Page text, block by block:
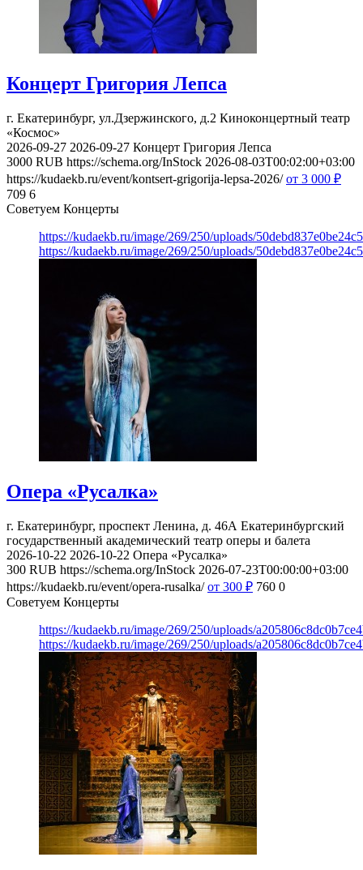
Концерт Григория Лепса
г. Екатеринбург, ул.Дзержинского, д.2 Киноконцертный театр
«Космос»
2026-09-27 2026-09-27 Концерт Григория Лепса
3000 RUB https://schema.org/InStock 2026-08-03T00:02:00+03:00
https://kudaekb.ru/event/kontsert-grigorija-lepsa-2026/ от 3 000 ₽
709 6
Советуем Концерты
https://kudaekb.ru/image/269/250/uploads/
https://kudaekb.ru/image/269/250/uploads/
Опера «Русалка»
г. Екатеринбург, проспект Ленина, д. 46А Екатеринбургский
государственный академический театр оперы и балета
2026-10-22 2026-10-22 Опера «Русалка»
300 RUB https://schema.org/InStock 2026-07-23T00:00:00+03:00
https://kudaekb.ru/event/opera-rusalka/ от 300 ₽ 760 0
Советуем Концерты
https://kudaekb.ru/image/269/250/uploads/
https://kudaekb.ru/image/269/250/uploads/